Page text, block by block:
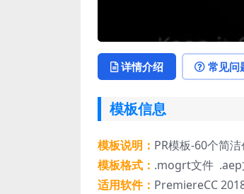
详情介绍 常见问
模板信息
模板说明： PR模板-60个简
模板格式： .mogrt文件 .aep
适用软件： PremiereCC